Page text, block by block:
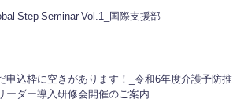
Step Seminar Vol.1_国際支援部
申込枠に空きがあります！_令和6年度介護予防推
ーダー導入研修会開催のご案内